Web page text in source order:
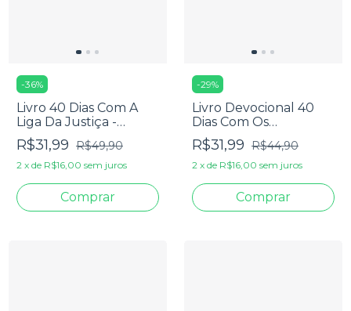
-36%
Livro 40 Dias Com A
Liga Da Justiça -
Eduardo Medeiros
R$31,99 R$49,90
2 x de R$16,00 sem juros
-29%
Livro Devocional 40
Dias Com Os
Vingadores - Eduardo
Medeiros
R$31,99 R$44,90
2 x de R$16,00 sem juros